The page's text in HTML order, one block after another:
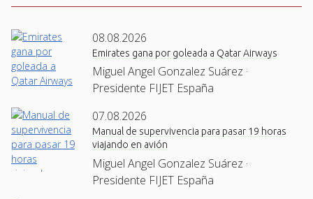
08.08.2026
Emirates gana por goleada a Qatar Airways
Miguel Angel Gonzalez Suárez ·
Presidente FIJET España
07.08.2026
Manual de supervivencia para pasar 19 horas
viajando en avión
Miguel Angel Gonzalez Suárez ·
Presidente FIJET España